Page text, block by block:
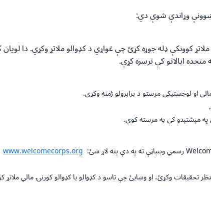
وړاندې شوې دي:
ملاتړ کوونکې ډله جوړه کړئ چې غواړي د کډوالو ملاتړ وکړي. دا
ایالاتو کې ترسره کړي.
په مېشتېدو کې به مرسته کوي.
رسمي وېبپاڼې ته په دې پته لاړ شئ: www.welcomecorps.org
وکړئ، او وښایئ چې تاسو د کډوالو یا کډوالو کورنۍ مالي